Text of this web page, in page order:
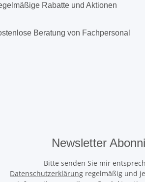
Rabatte und Aktionen
Beratung von Fachpersonal
Newsletter
Bitte senden Sie mir
Datenschutzerklärung regelmäßig und